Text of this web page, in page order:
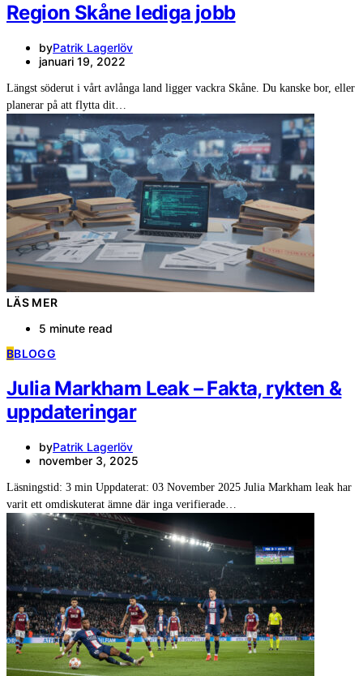
Region Skåne lediga jobb
byPatrik Lagerlöv
januari 19, 2022
Längst söderut i vårt avlånga land ligger vackra Skåne. Du kanske bor, eller
planerar på att flytta dit…
LÄS MER
5 minute read
BBLOGG
Julia Markham Leak – Fakta, rykten &
uppdateringar
byPatrik Lagerlöv
november 3, 2025
Läsningstid: 3 min Uppdaterat: 03 November 2025 Julia Markham leak har
varit ett omdiskuterat ämne där inga verifierade…